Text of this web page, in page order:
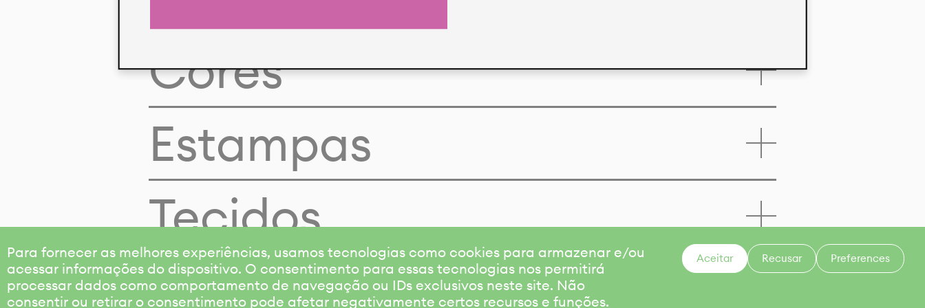
Para fornecer as melhores experiências, usamos tecnologias como cookies para armazenar e/ou
acessar informações do dispositivo. O consentimento para essas tecnologias nos permitirá
processar dados como comportamento de navegação ou IDs exclusivos neste site. Não
consentir ou retirar o consentimento pode afetar negativamente certos recursos e funções.
Aceitar Recusar Preferences
Cores
Estampas
Tecidos